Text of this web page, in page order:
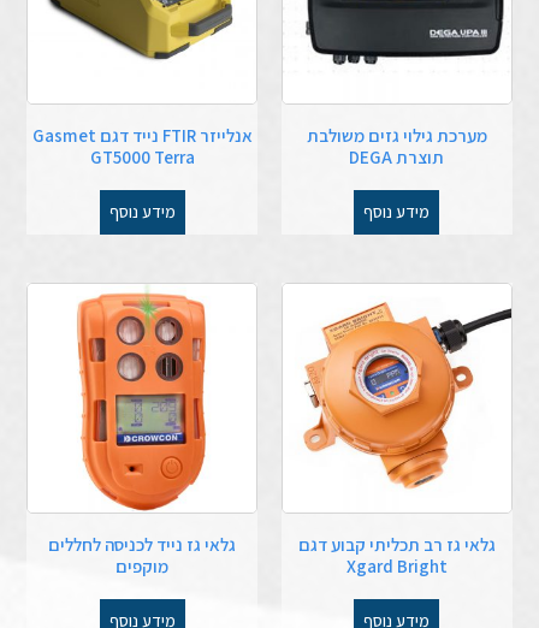
מערכת גילוי גזים משולבת
תוצרת DEGA
מידע נוסף
אנלייזר FTIR נייד דגם Gasmet
GT5000 Terra
מידע נוסף
גלאי גז רב תכליתי קבוע דגם
Xgard Bright
מידע נוסף
גלאי גז נייד לכניסה לחללים
מוקפים
מידע נוסף